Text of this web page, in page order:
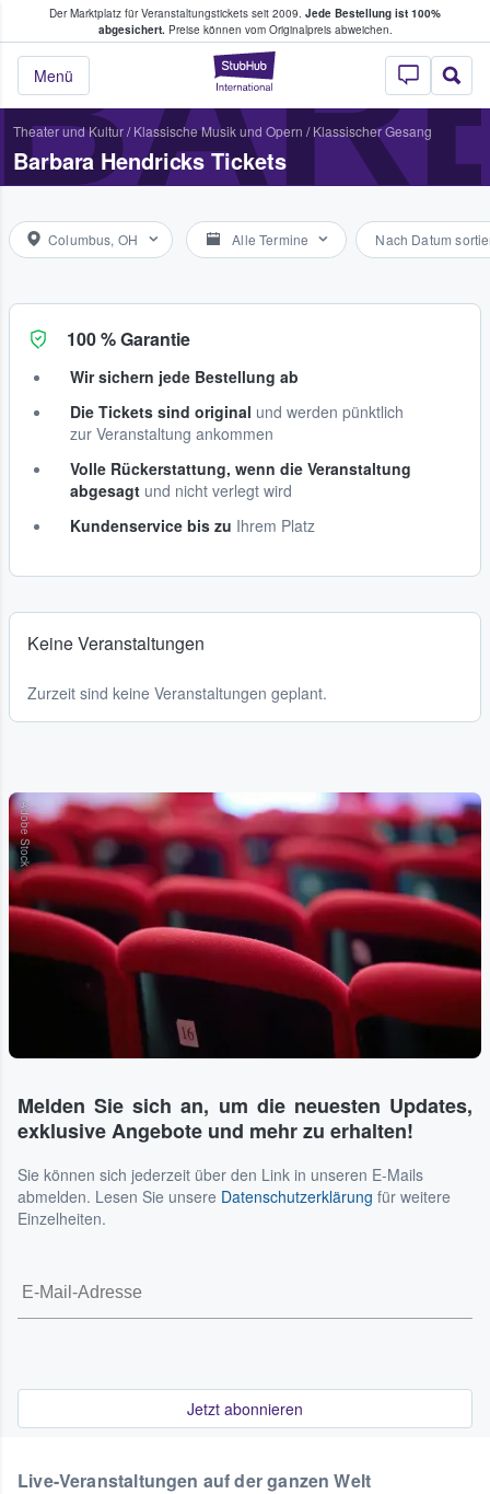
Der Marktplatz für Veranstaltungstickets seit 2009. Jede Bestellung ist 100%
abgesichert.Preise können vom Originalpreis abweichen.
StubHub - Wo
Menü
Tickets kaufen & verkaufen
Theater und Kultur/ Klassische Musik und Opern / Klassischer Gesang
Barbara Hendricks Tickets
Columbus, OH Alle Termine Nach Datum
100 % Garantie
Wir sichern jede Bestellung ab
Die Tickets sind original und werden pünktlich
zur Veranstaltung ankommen
Volle Rückerstattung, wenn die Veranstaltung
abgesagt und nicht verlegt wird
Kundenservice bis zu Ihrem Platz
Keine Veranstaltungen
Zurzeit sind keine Veranstaltungen geplant.
Adobe Stock
Melden Sie sich an, um die neuesten Updates,
exklusive Angebote und mehr zu erhalten!
Sie können sich jederzeit über den Link in unseren E-Mails
abmelden. Lesen Sie unsere Datenschutzerklärung für weitere
Einzelheiten.
Jetzt abonnieren
Live-Veranstaltungen auf der ganzen Welt